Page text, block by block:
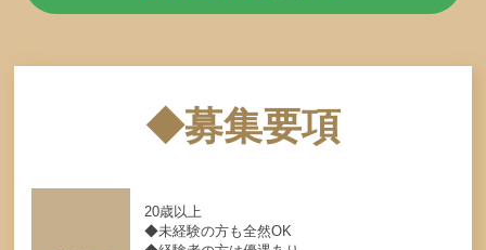
◆募集要項
20歳以上
◆未経験の方も全然OK